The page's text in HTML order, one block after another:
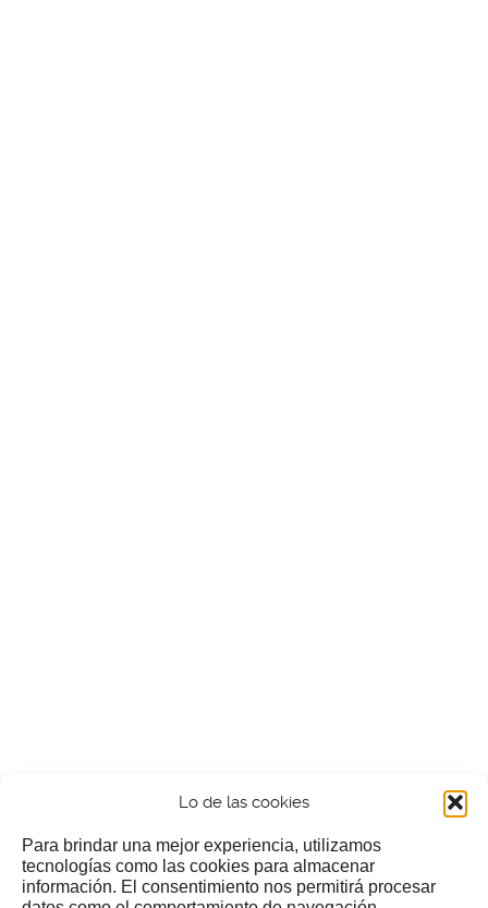
Lo de las cookies
Para brindar una mejor experiencia, utilizamos
tecnologías como las cookies para almacenar
información. El consentimiento nos permitirá procesar